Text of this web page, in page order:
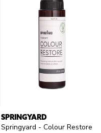
SPRINGYARD